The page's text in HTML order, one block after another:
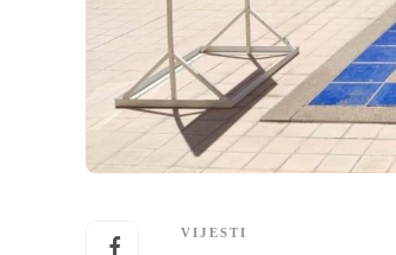
VIJESTI